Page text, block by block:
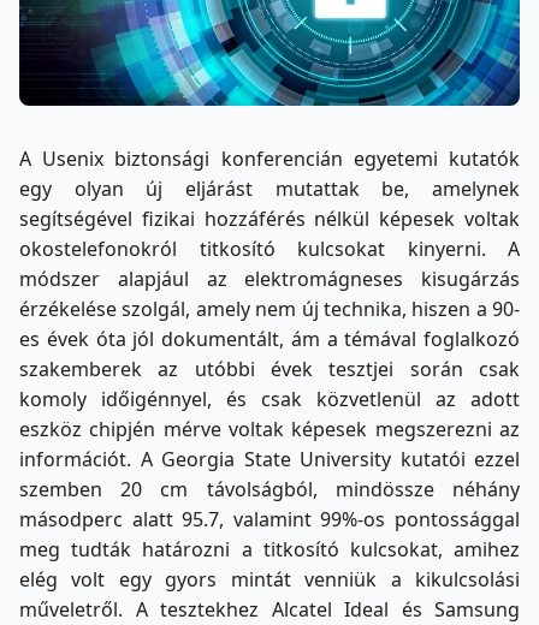
A Usenix biztonsági konferencián egyetemi kutatók
egy olyan új eljárást mutattak be, amelynek
segítségével fizikai hozzáférés nélkül képesek voltak
okostelefonokról titkosító kulcsokat kinyerni. A
módszer alapjául az elektromágneses kisugárzás
érzékelése szolgál, amely nem új technika, hiszen a 90-
es évek óta jól dokumentált, ám a témával foglalkozó
szakemberek az utóbbi évek tesztjei során csak
komoly időigénnyel, és csak közvetlenül az adott
eszköz chipjén mérve voltak képesek megszerezni az
információt. A Georgia State University kutatói ezzel
szemben 20 cm távolságból, mindössze néhány
másodperc alatt 95.7, valamint 99%-os pontossággal
meg tudták határozni a titkosító kulcsokat, amihez
elég volt egy gyors mintát venniük a kikulcsolási
műveletről. A tesztekhez Alcatel Ideal és Samsung